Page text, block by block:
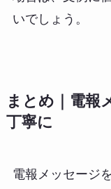
いでしょう。
まとめ｜電報
丁寧に
電報メッセージ